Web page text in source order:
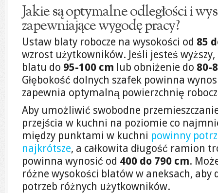
Jakie są optymalne odległości i
zapewniające wygodę pracy?
Ustaw blaty robocze na wysokości od 85
wzrost użytkowników. Jeśli jesteś
blatu do 95-100 cm lub obniżenie do 80-
Głębokość dolnych szafek powinna
zapewnia optymalną powierzchnię
Aby umożliwić swobodne
przejścia w kuchni na poziomie co
między punktami w kuchni powinny
najkrótsze, a całkowita długość ramion
powinna wynosić od 400 do 790 cm.
różne wysokości blatów w aneksach, aby
potrzeb różnych użytkowników.